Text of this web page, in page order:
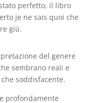
perfetto, il libro
je ne sais quoi che
giù.
del genere
sembrano reali e
soddisfacente.
profondamente